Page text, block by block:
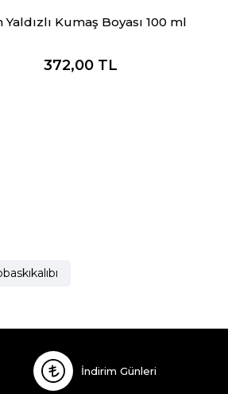
Yaldızlı Kumaş Boyası 100 ml
372,00 TL
İndirim Günleri